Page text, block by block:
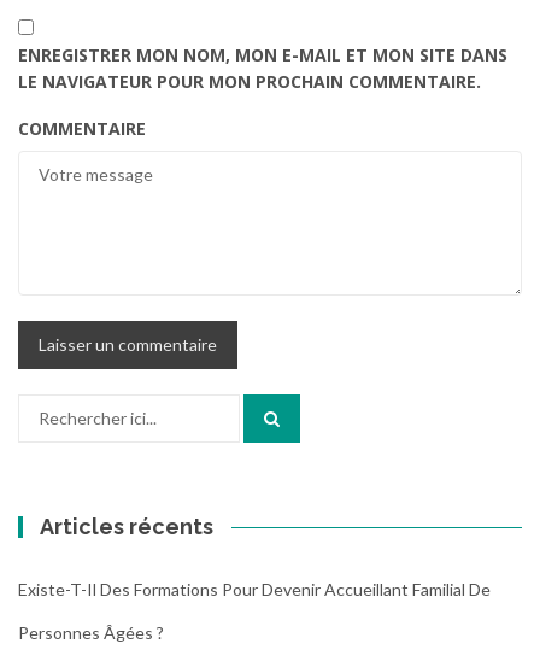
ENREGISTRER MON NOM, MON E-MAIL ET MON SITE DANS
LE NAVIGATEUR POUR MON PROCHAIN COMMENTAIRE.
COMMENTAIRE
Articles récents
Existe-T-Il Des Formations Pour Devenir Accueillant Familial De
Personnes Âgées ?